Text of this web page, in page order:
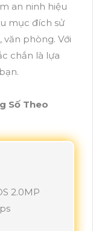
an ninh hiệu
mục đích sử
phòng. Với
chắn là lựa
Số Theo
2.0MP